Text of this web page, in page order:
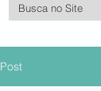
Post